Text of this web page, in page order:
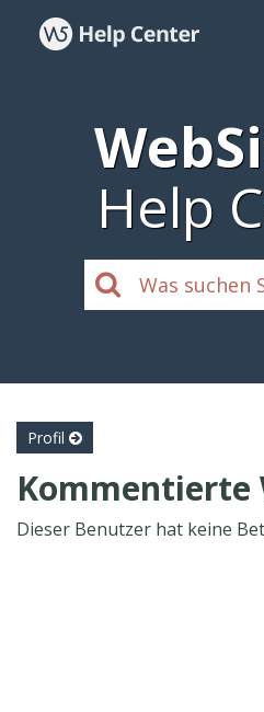
Help
Profil
Kommentierte
Dieser Benutzer hat keine